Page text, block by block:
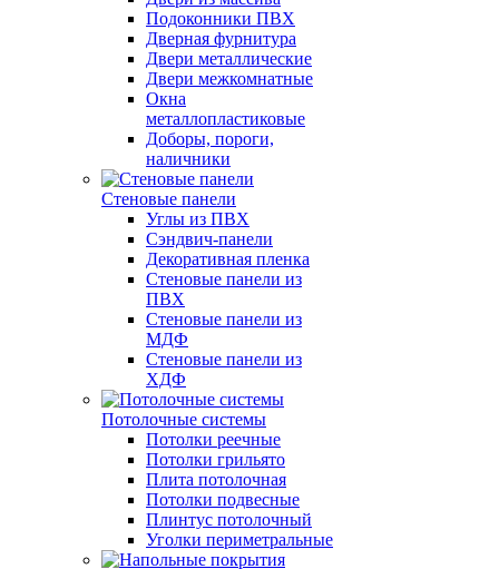
Подоконники ПВХ
Дверная фурнитура
Двери металлические
Двери межкомнатные
Окна
металлопластиковые
Доборы, пороги,
наличники
Стеновые панели
Углы из ПВХ
Сэндвич-панели
Декоративная пленка
Стеновые панели из
ПВХ
Стеновые панели из
МДФ
Стеновые панели из
ХДФ
Потолочные системы
Потолки реечные
Потолки грильято
Плита потолочная
Потолки подвесные
Плинтус потолочный
Уголки периметральные